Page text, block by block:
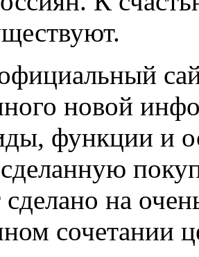
новой
функции и
сделанную
сделано на
сочетании